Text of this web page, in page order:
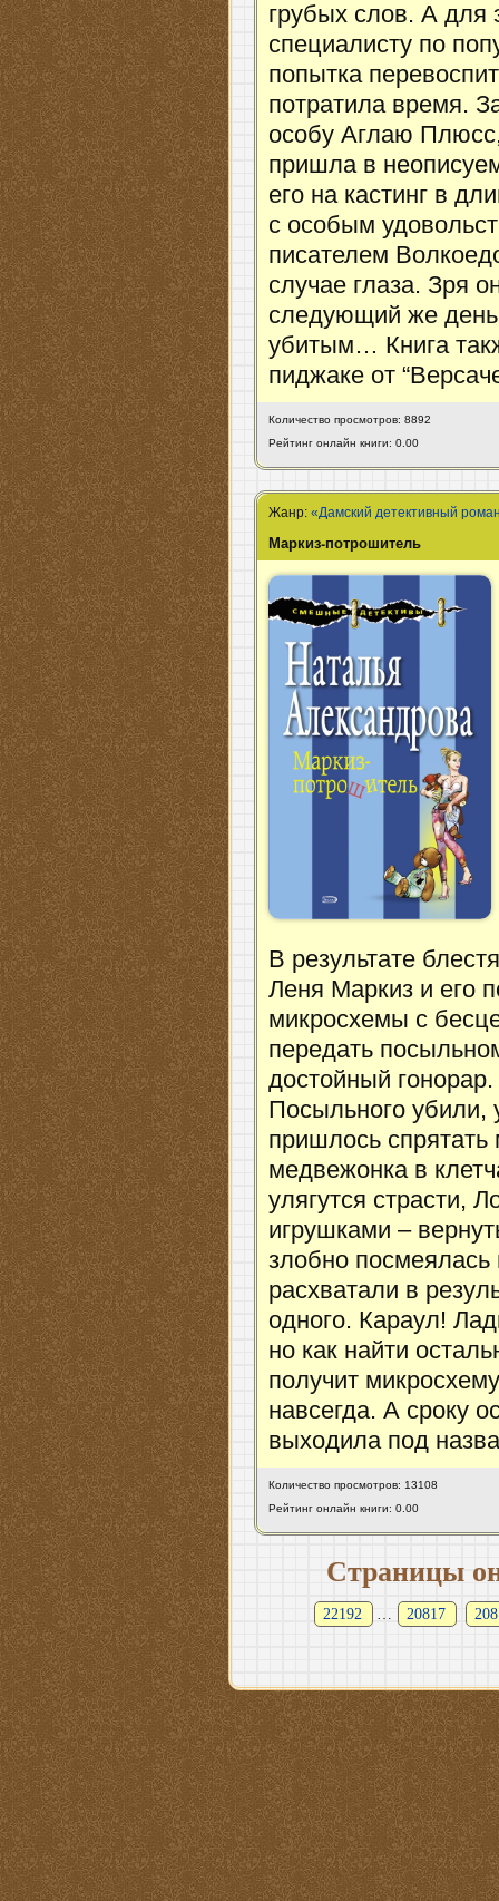
грубых слов. А для
специалисту по
попытка
потратила время.
особу Аглаю
пришла в
его на кастинг в
с особым
писателем
случае глаза. Зря
следующий же день
убитым… Книга
пиджаке от
Количество просмотров: 8892
Рейтинг онлайн книги: 0.00
Жанр:«Дамский детективный
Маркиз-потрошитель
В результате
Леня Маркиз и его
микросхемы с
передать
достойный
Посыльного убили,
пришлось
медвежонка в
улягутся страсти,
игрушками –
злобно
расхватали в
одного. Караул!
но как найти
получит
навсегда. А сроку
выходила под
Количество просмотров: 13108
Рейтинг онлайн книги: 0.00
Страницы
22192 20817